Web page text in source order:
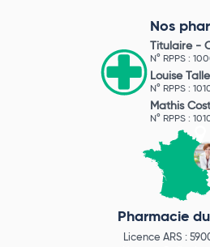
Nos
Titulaire -
N° RPPS :
Louise
N° RPPS :
Mathis
N° RPPS :
Pharmacie
Licence ARS :